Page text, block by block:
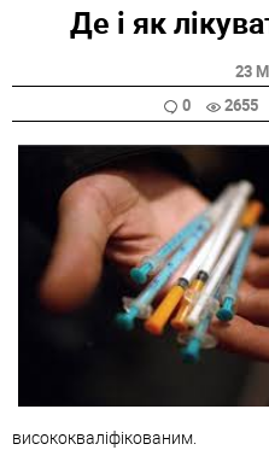
Де і як
23
0
2655
висококваліфікованим.